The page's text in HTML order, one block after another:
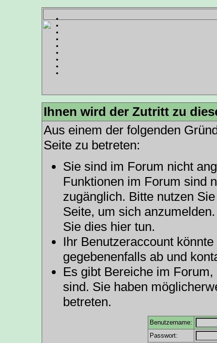
Ihnen wird der Zutritt zu
Aus einem der folgenden
Seite zu betreten:
Sie sind im Forum nicht
Funktionen im Forum sind
zugänglich. Bitte nutzen
Seite, um sich
Sie dies hier tun.
Ihr Benutzeraccount
gegebenenfalls ab und
Es gibt Bereiche im
sind. Sie haben
betreten.
Benutzername:
Passwort: